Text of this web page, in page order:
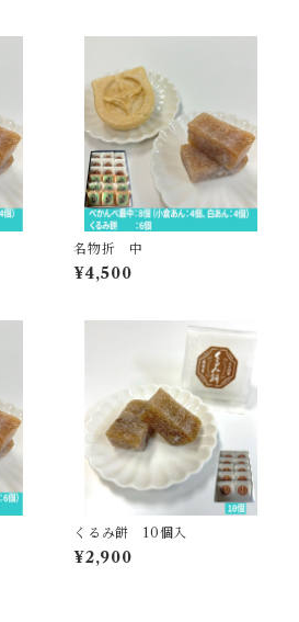
名物折 中
¥4,500
くるみ餅 10個入
¥2,900